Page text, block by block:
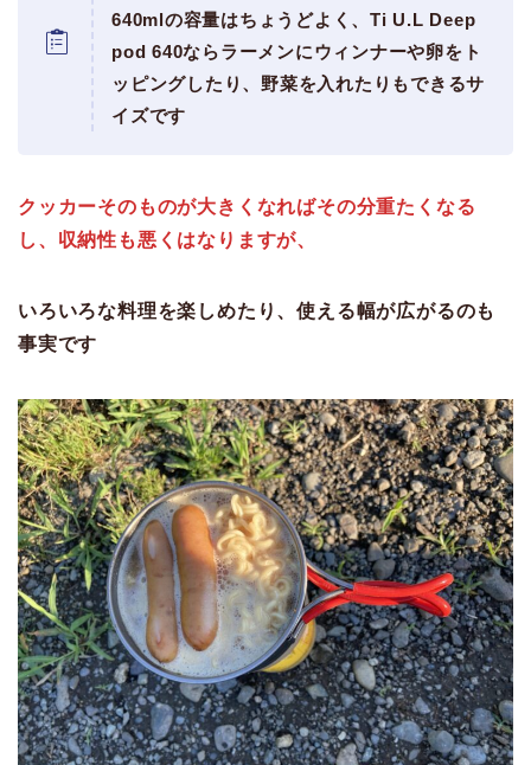
640mlの容量はちょうどよく、Ti U.L Deep
pod 640ならラーメンにウィンナーや卵をト
ッピングしたり、野菜を入れたりもできるサ
イズです
クッカーそのものが大きくなればその分重たくなる
し、収納性も悪くはなりますが、
いろいろな料理を楽しめたり、使える幅が広がるのも
事実です